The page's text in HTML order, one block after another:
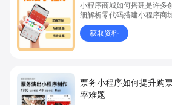
小程序商城如何搭建是许多
细解析零代码搭建小程序商
商城、商城搭建与零代码开
品上架、全渠道销售及高效
货新模式。点击获取详细操
获取资料
票务小程序如何提升购
率难题